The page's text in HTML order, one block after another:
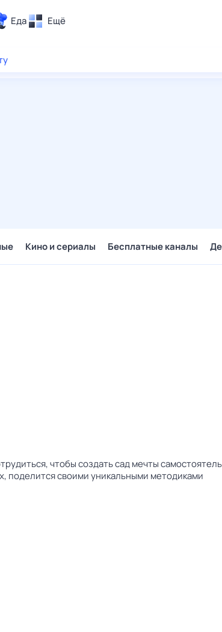
Еда Ещё
Кино и сериалы Бесплатные каналы
чтобы создать сад мечты
поделится своими уникальными методиками